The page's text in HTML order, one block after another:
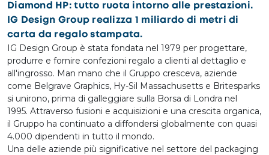
Diamond HP: tutto ruota intorno alle prestazioni.
IG Design Group realizza 1 miliardo di metri di
carta da regalo stampata.
IG Design Group è stata fondata nel 1979 per progettare,
produrre e fornire confezioni regalo a clienti al dettaglio e
all'ingrosso. Man mano che il Gruppo cresceva, aziende
come Belgrave Graphics, Hy-Sil Massachusetts e Britesparks
si unirono, prima di galleggiare sulla Borsa di Londra nel
1995. Attraverso fusioni e acquisizioni e una crescita organica,
il Gruppo ha continuato a diffondersi globalmente con quasi
4.000 dipendenti in tutto il mondo.
Una delle aziende più significative nel settore del packaging